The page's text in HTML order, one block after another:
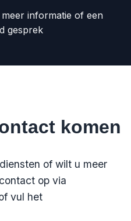
informatie of een
gesprek
komen
of wilt u meer
op via
vul het